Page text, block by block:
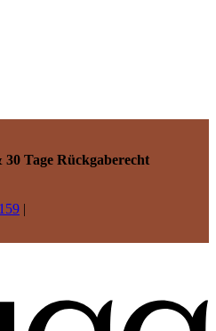
30 Tage Rückgaberecht
|